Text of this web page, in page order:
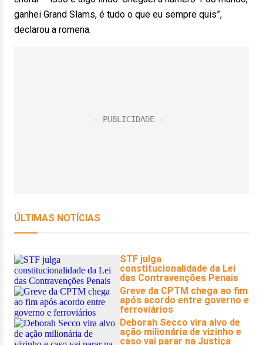
ganhei Grand Slams, é tudo o que eu sempre quis”,
declarou a romena.